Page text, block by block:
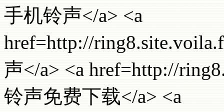
手机铃声</a> <a
href=http://
声</a> <a href=http://
铃声免费下载</a> <a